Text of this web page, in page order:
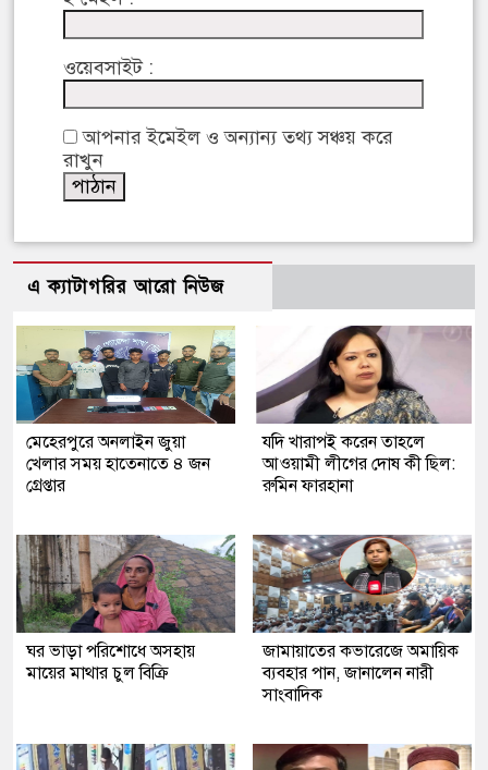
ওয়েবসাইট :
আপনার ইমেইল ও অন্যান্য তথ্য সঞ্চয় করে
রাখুন
এ ক্যাটাগরির আরো নিউজ
মেহেরপুরে অনলাইন জুয়া
খেলার সময় হাতেনাতে ৪ জন
গ্রেপ্তার
যদি খারাপই করেন তাহলে
আওয়ামী লীগের দোষ কী ছিল:
রুমিন ফারহানা
ঘর ভাড়া পরিশোধে অসহায়
মায়ের মাথার চুল বিক্রি
জামায়াতের কভারেজে অমায়িক
ব্যবহার পান, জানালেন নারী
সাংবাদিক